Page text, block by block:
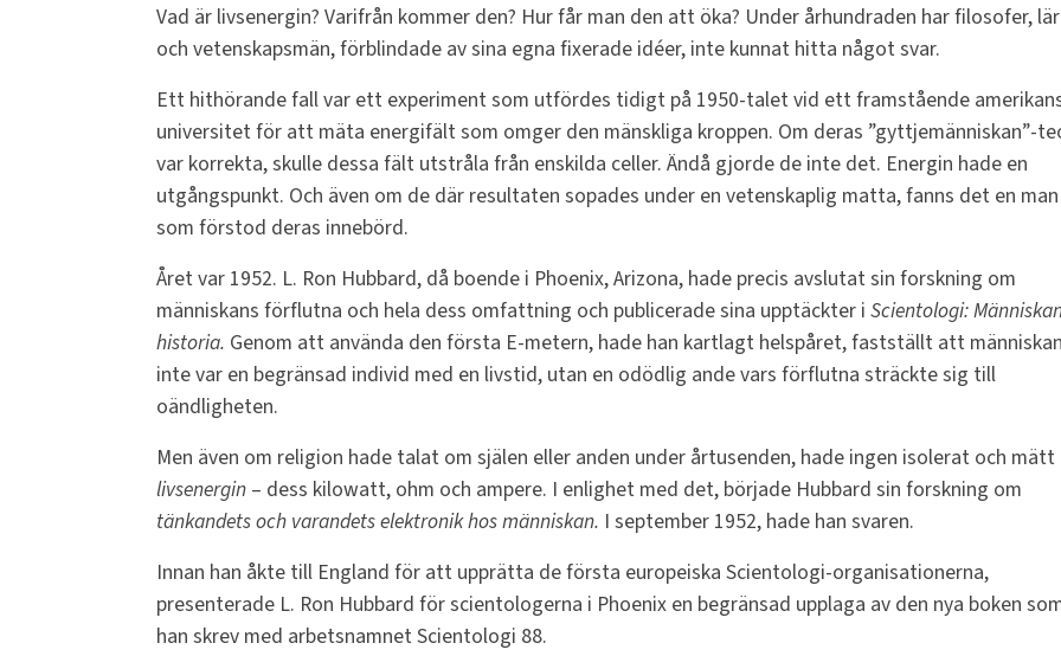
Vad är livsenergin? Varifrån kommer den? Hur får man den att öka? Under århundraden har filosofer,
och vetenskapsmän, förblindade av sina egna fixerade idéer, inte kunnat hitta något svar.
Ett hithörande fall var ett experiment som utfördes tidigt på 1950-talet vid ett framstående
universitet för att mäta energifält som omger den mänskliga kroppen. Om deras ”gyttjemänniskan”-
var korrekta, skulle dessa fält utstråla från enskilda celler. Ändå gjorde de inte det. Energin hade en
utgångspunkt. Och även om de där resultaten sopades under en vetenskaplig matta, fanns det en man
som förstod deras innebörd.
Året var 1952. L. Ron Hubbard, då boende i Phoenix, Arizona, hade precis avslutat sin forskning om
människans förflutna och hela dess omfattning och publicerade sina upptäckter i Scientologi:
historia. Genom att använda den första E-metern, hade han kartlagt helspåret, fastställt att människan
inte var en begränsad individ med en livstid, utan en odödlig ande vars förflutna sträckte sig till
oändligheten.
Men även om religion hade talat om själen eller anden under årtusenden, hade ingen isolerat och mätt
livsenergin – dess kilowatt, ohm och ampere. I enlighet med det, började Hubbard sin forskning om
tänkandets och varandets elektronik hos människan. I september 1952, hade han svaren.
Innan han åkte till England för att upprätta de första europeiska Scientologi-organisationerna,
presenterade L. Ron Hubbard för scientologerna i Phoenix en begränsad upplaga av den nya boken
han skrev med arbetsnamnet Scientologi 88.